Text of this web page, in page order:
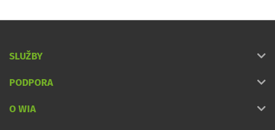
SLUŽBY
PODPORA
O WIA